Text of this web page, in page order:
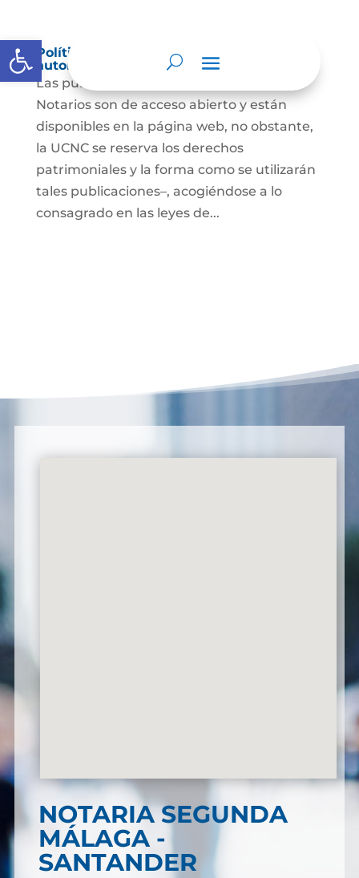
Abrir barra de herramientas
Política de derechos de autor y/o
autorización de uso sobre los contenidos
Las publicaciones de la UCNC y de los
Notarios son de acceso abierto y están
disponibles en la página web, no obstante,
la UCNC se reserva los derechos
patrimoniales y la forma como se utilizarán
tales publicaciones–, acogiéndose a lo
consagrado en las leyes de...
NOTARIA SEGUNDA
MÁLAGA -
SANTANDER